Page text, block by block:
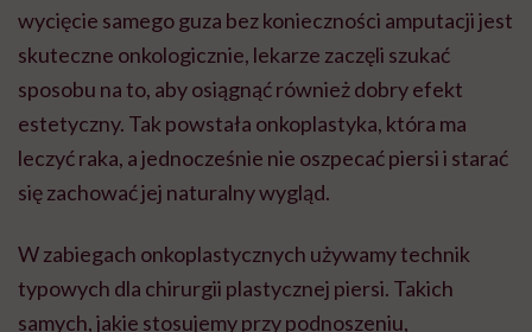
wycięcie samego guza bez konieczności amputacji jest
skuteczne onkologicznie, lekarze zaczęli szukać
sposobu na to, aby osiągnąć również dobry efekt
estetyczny. Tak powstała onkoplastyka, która ma
leczyć raka, a jednocześnie nie oszpecać piersi i starać
się zachować jej naturalny wygląd.
W zabiegach onkoplastycznych używamy technik
typowych dla chirurgii plastycznej piersi. Takich
samych, jakie stosujemy przy podnoszeniu,